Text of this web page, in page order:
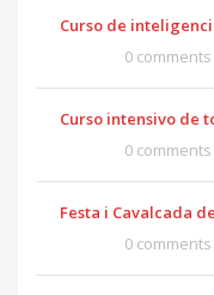
Curso de
0 comments
Curso intensivo de
0 comments
Festa i Cavalcada
0 comments